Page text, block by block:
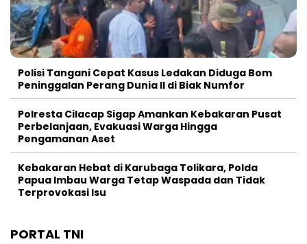
Polisi Tangani Cepat Kasus Ledakan Diduga Bom
Peninggalan Perang Dunia II di Biak Numfor
Polresta Cilacap Sigap Amankan Kebakaran Pusat
Perbelanjaan, Evakuasi Warga Hingga
Pengamanan Aset
Kebakaran Hebat di Karubaga Tolikara, Polda
Papua Imbau Warga Tetap Waspada dan Tidak
Terprovokasi Isu
PORTAL TNI